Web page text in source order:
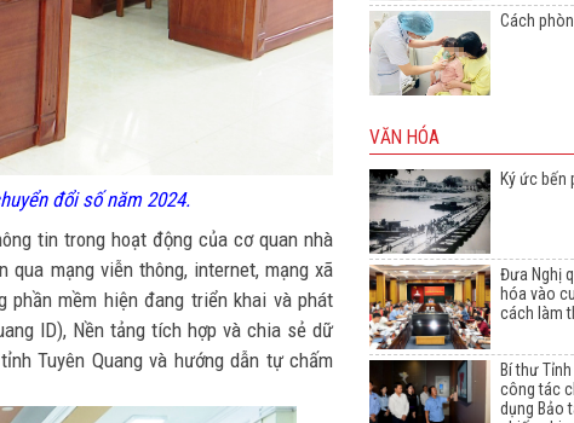
đổi số năm 2024.
tin trong hoạt động của cơ quan nhà
mạng viễn thông, internet, mạng xã
phần mềm hiện đang triển khai và phát
ID), Nền tảng tích hợp và chia sẻ dữ
Tuyên Quang và hướng dẫn tự chấm
Cách
VĂN HÓA
Ký ức bến
Đưa Nghị
hóa vào
cách làm
Bí thư
công tác
dụng Bảo